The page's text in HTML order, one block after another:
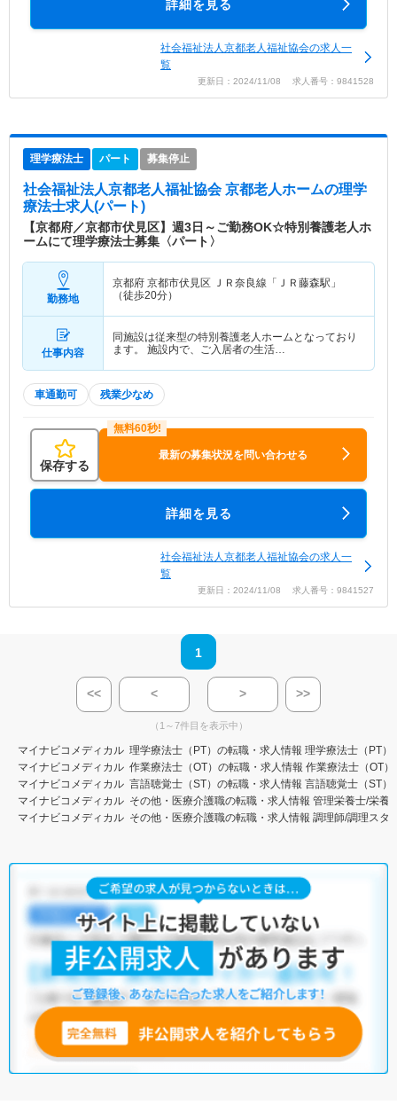
詳細を見る
社会福祉法人京都老人福祉協会の求人一
覧
更新日：2024/11/08 求人番号：9841528
理学療法士 パート 募集停止
社会福祉法人京都老人福祉協会 京都老人ホームの理学
療法士求人(パート)
【京都府／京都市伏見区】週3日～ご勤務OK☆特別養護老人ホ
ームにて理学療法士募集〈パート〉
勤務地
京都府 京都市伏見区 ＪＲ奈良線「ＪＲ藤森駅」
（徒歩20分）
仕事内容
同施設は従来型の特別養護老人ホームとなっており
ます。 施設内で、ご入居者の生活…
車通勤可 残業少なめ
保存する
最新の募集状況を問い合わせる
詳細を見る
社会福祉法人京都老人福祉協会の求人一
覧
更新日：2024/11/08 求人番号：9841527
1
<< < > >>
（1～7件目を表示中）
マイナビコメディカル 理学療法士（PT）の転職・求人情報 理学療法士（PT）
マイナビコメディカル 作業療法士（OT）の転職・求人情報 作業療法士（OT
マイナビコメディカル 言語聴覚士（ST）の転職・求人情報 言語聴覚士（ST）
マイナビコメディカル その他・医療介護職の転職・求人情報 管理栄養士/栄養
マイナビコメディカル その他・医療介護職の転職・求人情報 調理師/調理スタ